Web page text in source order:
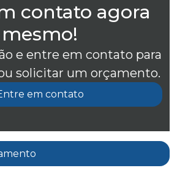
contato agora
mesmo!
e entre em contato para
solicitar um orçamento.
em contato